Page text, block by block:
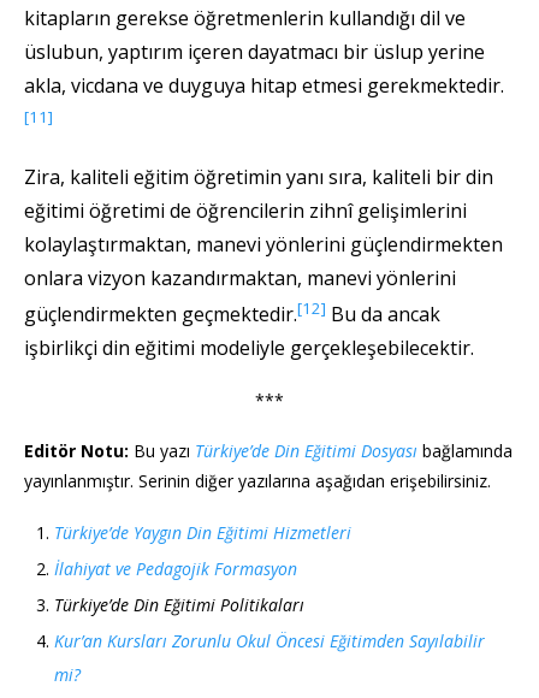
kitapların gerekse öğretmenlerin kullandığı dil ve
üslubun, yaptırım içeren dayatmacı bir üslup yerine
akla, vicdana ve duyguya hitap etmesi gerekmektedir.
[11]
Zira, kaliteli eğitim öğretimin yanı sıra, kaliteli bir din
eğitimi öğretimi de öğrencilerin zihnî gelişimlerini
kolaylaştırmaktan, manevi yönlerini güçlendirmekten
onlara vizyon kazandırmaktan, manevi yönlerini
güçlendirmekten geçmektedir.[12] Bu da ancak
işbirlikçi din eğitimi modeliyle gerçekleşebilecektir.
***
Editör Notu: Bu yazı Türkiye’de Din Eğitimi Dosyası bağlamında
yayınlanmıştır. Serinin diğer yazılarına aşağıdan erişebilirsiniz.
Türkiye’de Yaygın Din Eğitimi Hizmetleri
İlahiyat ve Pedagojik Formasyon
Türkiye’de Din Eğitimi Politikaları
Kur’an Kursları Zorunlu Okul Öncesi Eğitimden Sayılabilir
mi?